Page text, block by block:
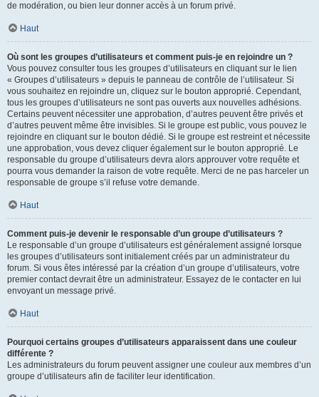
de modération, ou bien leur donner accès à un forum privé.
Haut
Où sont les groupes d’utilisateurs et comment puis-je en rejoindre un ?
Vous pouvez consulter tous les groupes d’utilisateurs en cliquant sur le lien
« Groupes d’utilisateurs » depuis le panneau de contrôle de l’utilisateur. Si
vous souhaitez en rejoindre un, cliquez sur le bouton approprié. Cependant,
tous les groupes d’utilisateurs ne sont pas ouverts aux nouvelles adhésions.
Certains peuvent nécessiter une approbation, d’autres peuvent être privés et
d’autres peuvent même être invisibles. Si le groupe est public, vous pouvez le
rejoindre en cliquant sur le bouton dédié. Si le groupe est restreint et nécessite
une approbation, vous devez cliquer également sur le bouton approprié. Le
responsable du groupe d’utilisateurs devra alors approuver votre requête et
pourra vous demander la raison de votre requête. Merci de ne pas harceler un
responsable de groupe s’il refuse votre demande.
Haut
Comment puis-je devenir le responsable d’un groupe d’utilisateurs ?
Le responsable d’un groupe d’utilisateurs est généralement assigné lorsque
les groupes d’utilisateurs sont initialement créés par un administrateur du
forum. Si vous êtes intéressé par la création d’un groupe d’utilisateurs, votre
premier contact devrait être un administrateur. Essayez de le contacter en lui
envoyant un message privé.
Haut
Pourquoi certains groupes d’utilisateurs apparaissent dans une couleur
différente ?
Les administrateurs du forum peuvent assigner une couleur aux membres d’un
groupe d’utilisateurs afin de faciliter leur identification.